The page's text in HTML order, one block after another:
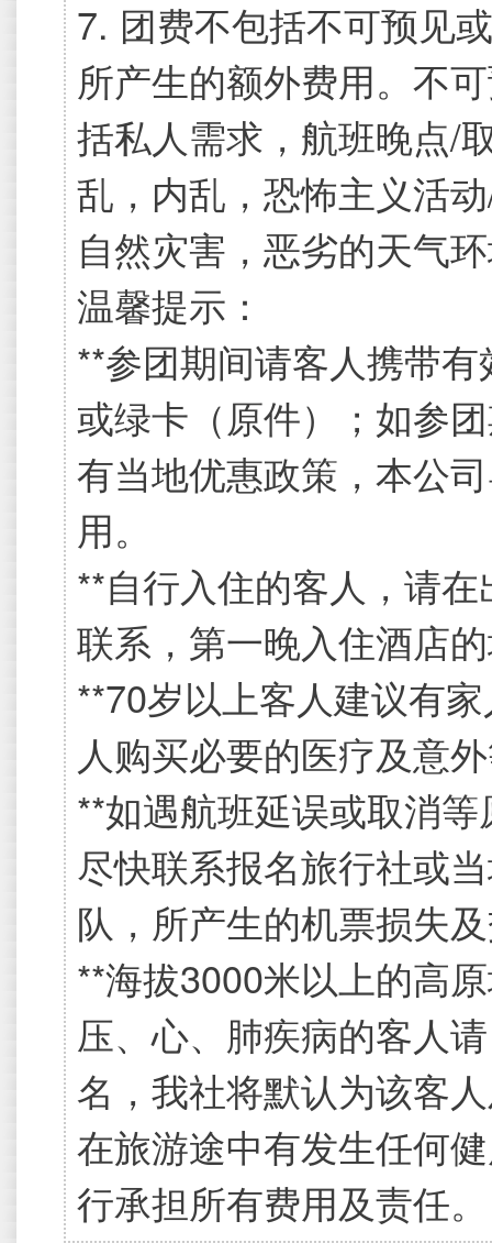
7. 团费不包括不可预见
所产生的额外费用。不
括私人需求，航班晚点/
乱，内乱，恐怖主义活
自然灾害，恶劣的天气
温馨提示：
**参团期间请客人携带
或绿卡（原件）；如参
有当地优惠政策，本公
用。
**自行入住的客人，请
联系，第一晚入住酒店
**70岁以上客人建议有
人购买必要的医疗及意
**如遇航班延误或取消
尽快联系报名旅行社或
队，所产生的机票损失
**海拔3000米以上的高
压、心、肺疾病的客人
名，我社将默认为该客
在旅游途中有发生任何
行承担所有费用及责任。